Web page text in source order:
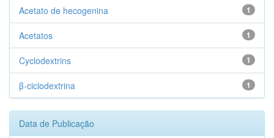
1
Acetato de hecogenina
1
Acetatos
1
Cyclodextrins
1
β-ciclodextrina
Data de Publicação